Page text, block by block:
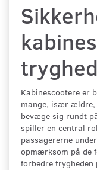
Kabinescootere er
mange, især ældre,
bevæge sig rundt
spiller en central
passagererne
opmærksom på de
forbedre trygheden